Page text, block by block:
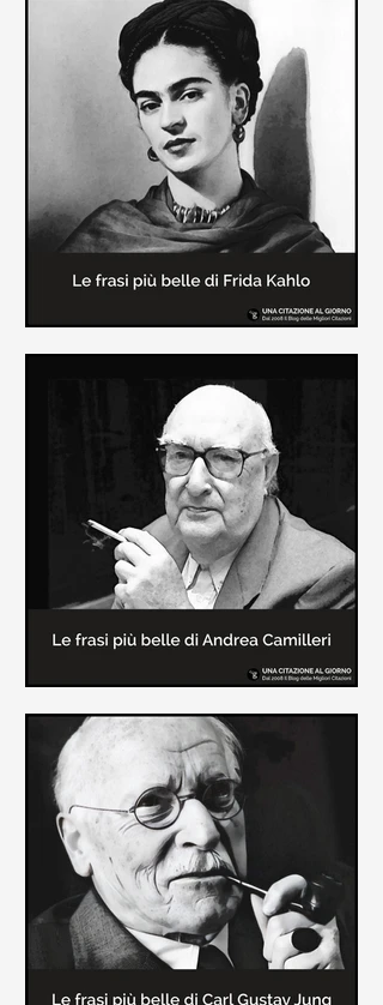
Le frasi più belle de "Il piccolo
principe" di Antoine de Saint-
Exupèry
Raccolta delle frasi più belle del
Piccolo Principe che trasmettono il
messaggio più significativo: le cose
più importanti della vita (...)
In questa pagina sono raccolte le
frasi più belle di Frida Kahlo
sull'amore e sulla vita.
Le frasi più belle di Andrea
Camilleri
In questa sezione sono raccolte le
frasi più belle di Andrea Camilleri, il
creatore dei libri sulle vicende del
Commissario Montalbano